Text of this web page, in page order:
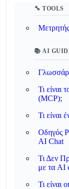
🔧 TOOLS
📚 AI
Τι είναι
(MCP);
Τι είναι
Οδηγός
AI Chat
Τι Δεν
με τα AI
Τι είναι